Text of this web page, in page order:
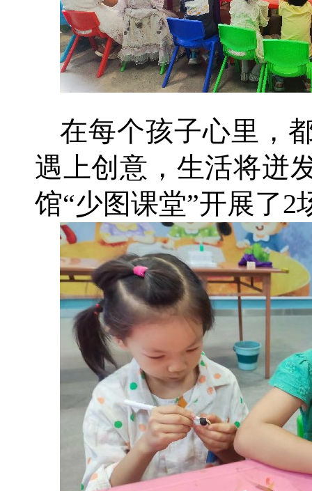
在每个孩子心里，
遇上创意，生活将迸
馆“少图课堂”开展了